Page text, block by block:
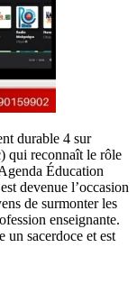
durable 4 sur
qui reconnaît le rôle
Éducation
devenue l’occasion
de surmonter les
enseignante.
un sacerdoce et est